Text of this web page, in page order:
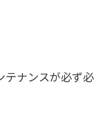
テナンスが必ず必